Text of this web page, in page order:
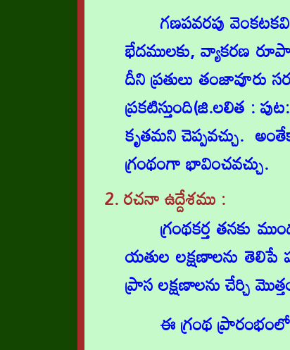
గణపవరపు
భేదములకు, వ్యాకరణ
దీని ప్రతులు తంజావూరు
ప్రకటిస్తుంది(జి.లలిత :
కృతమని చెప్పవచ్చు.
గ్రంథంగా భావించవచ్చు.
2. రచనా ఉద్దేశము :
గ్రంథకర్త తనకు
యతుల లక్షణాలను తెలిపే
ప్రాస లక్షణాలను చేర్చి
ఈ గ్రంథ